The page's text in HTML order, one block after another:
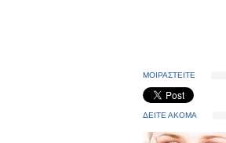
ΜΟΙΡΑΣΤΕΙΤΕ
ΔΕΙΤΕ ΑΚΟΜΑ